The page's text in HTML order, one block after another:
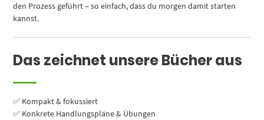
den Prozess geführt – so einfach, dass du morgen damit starten
kannst.
Das zeichnet unsere Bücher aus
✅ Kompakt & fokussiert
✅ Konkrete Handlungspläne & Übungen